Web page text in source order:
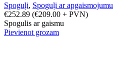
Spoguļi, Spoguļi ar apgaismojumu
€252.89 (€209.00 + PVN)
Spogulis ar gaismu
Pievienot grozam